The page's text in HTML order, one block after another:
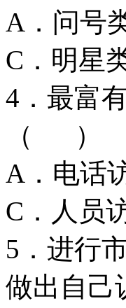
A．
C．
4．最富
（ ）
A．
C．
5．进行
做出自己